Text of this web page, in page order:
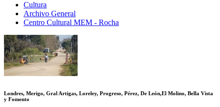
Cultura
Archivo General
Centro Cultural MEM - Rocha
Londres, Merigo, Gral Artigas, Loreley, Progreso, Pérez, De León,El Molino, Bella Vista
y Fomento